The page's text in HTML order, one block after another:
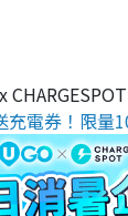
充電券！限量